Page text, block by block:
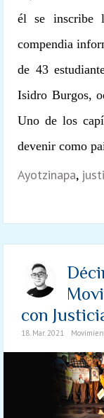
él se inscribe
compendia
de 43
Isidro Burgos,
Uno de los
devenir como
Ayotzinapa,
con
18. Mar. 2021